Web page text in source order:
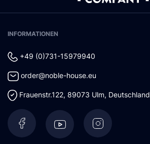
INFORMATIONEN
+49 (0)731-15979940
order@noble-house.eu
Frauenstr.122, 89073 Ulm, Deutschland